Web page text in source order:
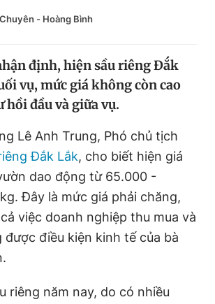
Tin 24h
Tin 360
Magazine
Bạn cần biết
Liên hệ quảng cáo
- Hoàng Bình
định, hiện sầu riêng Đắk
vụ, mức giá không còn cao
đầu và giữa vụ.
Lê Anh Trung, Phó chủ tịch
Đắk Lắk, cho biết hiện giá
dao động từ 65.000 -
Đây là mức giá phải chăng,
việc doanh nghiệp thu mua và
được điều kiện kinh tế của bà
riêng năm nay, do có nhiều